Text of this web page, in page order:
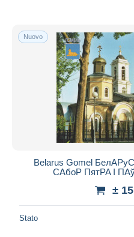
Nuovo
Belarus Gomel
CAбоP ПятPA І
±
Stato